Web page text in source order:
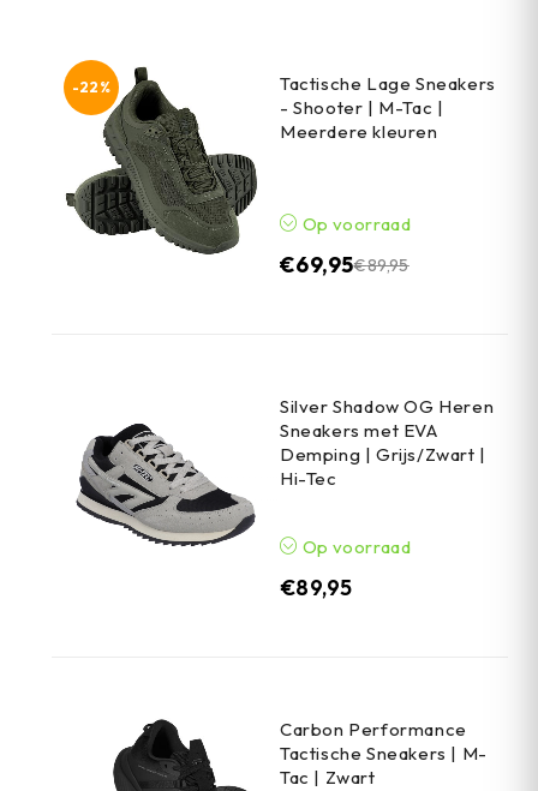
-22%
Tactische Lage Sneakers
- Shooter | M-Tac |
Meerdere kleuren
Op voorraad
€89,95
€69,95
Silver Shadow OG Heren
Sneakers met EVA
Demping | Grijs/Zwart |
Hi-Tec
Op voorraad
€89,95
Carbon Performance
Tactische Sneakers | M-
Tac | Zwart